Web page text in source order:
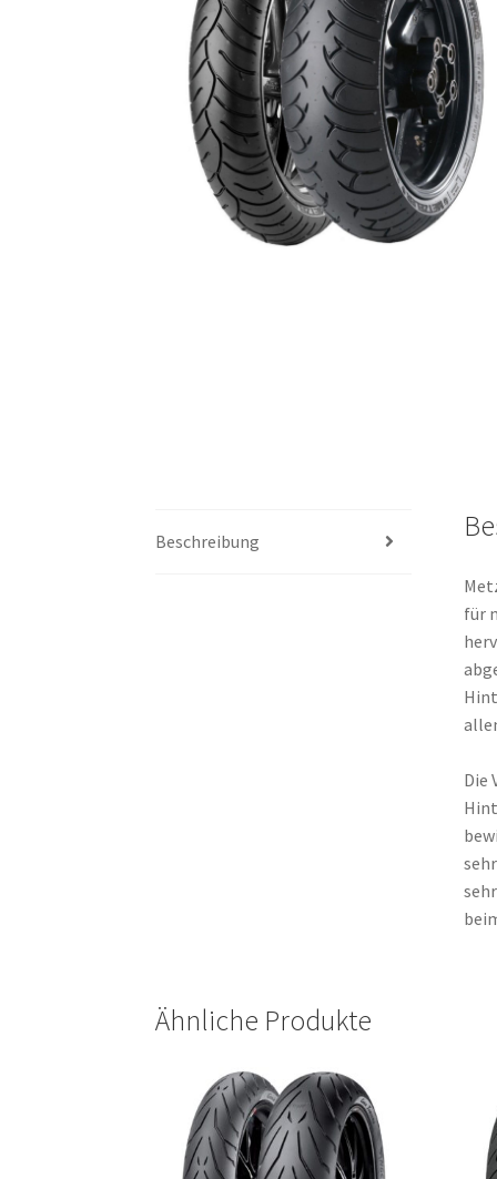
Beschreibung
für
Die
Ähnliche Produkte